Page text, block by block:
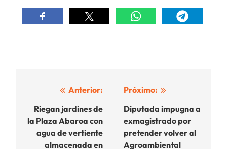
Navegación
de
entradas
Anterior:
Riegan jardines de
la Plaza Abaroa con
agua de vertiente
almacenada en
Próximo:
Diputada impugna a
exmagistrado por
pretender volver al
Agroambiental